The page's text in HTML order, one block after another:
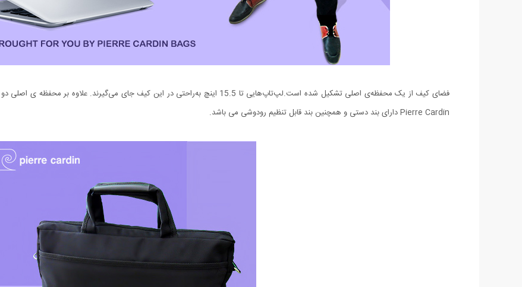
فضای کیف از یک محفظه‌ی اصلی تشکیل ‌شده است.لپ‌تاپ‌هایی تا 15.5 اینچ به‌راحتی در این کیف جای
Pierre Cardin دارای بند دستی و همچنین بند قابل تنظیم رودوشی می باشد.